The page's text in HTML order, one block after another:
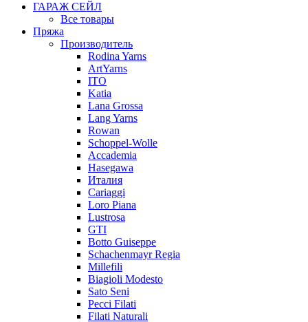
ГАРАЖ СЕЙЛ
Все товары
Пряжа
Производитель
Rodina Yarns
ArtYarns
ITO
Katia
Lana Grossa
Lang Yarns
Rowan
Schoppel-Wolle
Accademia
Hasegawa
Италия
Cariaggi
Loro Piana
Lustrosa
GTI
Botto Guiseppe
Schachenmayr Regia
Millefili
Biagioli Modesto
Sato Seni
Pecci Filati
Filati Naturali